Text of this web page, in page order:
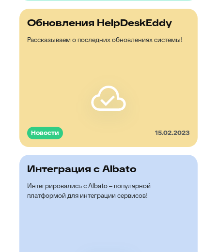
Обновления HelpDeskEddy
Рассказываем о последних обновлениях системы!
Новости 15.02.2023
Интеграция с Albato
Интегрировались с Albato – популярной
платформой для интеграции сервисов!